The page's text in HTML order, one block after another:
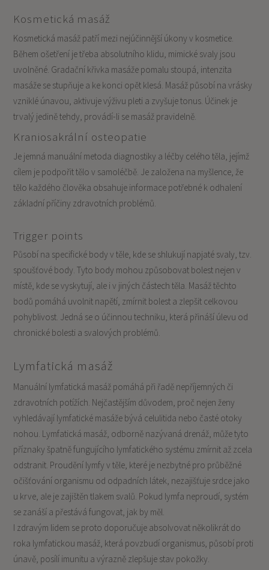
Kosmetická masáž
Kosmetická masáž patří mezi nejúčinnější úkony v kosmetice.
Během ošetření je třeba absolutního klidu, mimické svaly jsou
uvolněné. Gradační křivka masáže pomalu stoupá, intenzita
masáže se stupňuje a ke konci opět klesá. Masáž působí na vrásky
vzniklé únavou, aktivuje výživu pleti a zvyšuje tonus. Účinek je
trvalý jedině tehdy, provádí-li se masáž pravidelně.
Kraniosakrální osteopatie
Je jemná manuální metoda diagnostiky a léčby celého těla, jejímž
cílem je podpořit tělo v samoléčbě. Je založena na myšlence, že
tělo každého člověka obsahuje informace potřebné k odhalení
základní příčiny zdravotních problémů.
Trigger points
Působí na specifické body v těle, kde se shlukují napjaté svaly, tzv.
spoušťové body. Tyto body mohou způsobovat bolest nejen v
místě, kde se vyskytují, ale i v jiných částech těla. Masáž těchto
bodů pomáhá uvolnit napětí, zmírnit bolest a zlepšit celkovou
pohyblivost. Jedná se o účinnou techniku, která přináší úlevu od
chronické bolesti a svalových problémů.
Lymfatická masáž
Manuální lymfatická masáž pomáhá při řadě nepříjemných či
zdravotních potížích. Nejčastějším důvodem, proč nejen ženy
vyhledávají lymfatické masáže bývá celulitida nebo časté otoky
nohou. Lymfatická masáž, odborně nazývaná drenáž, může tyto
příznaky špatně fungujícího lymfatického systému zmírnit až zcela
odstranit. Proudění lymfy v těle, které je nezbytné pro průběžné
očišťování organismu od odpadních látek, nezajišťuje srdce jako
u krve, ale je zajištěn tlakem svalů. Pokud lymfa neproudí, systém
se zanáší a přestává fungovat, jak by měl.
I zdravým lidem se proto doporučuje absolvovat několikrát do
roka lymfatickou masáž, která povzbudí organismus, působí proti
únavě, posílí imunitu a výrazně zlepšuje stav pokožky.